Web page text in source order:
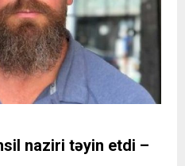
naziri təyin etdi –